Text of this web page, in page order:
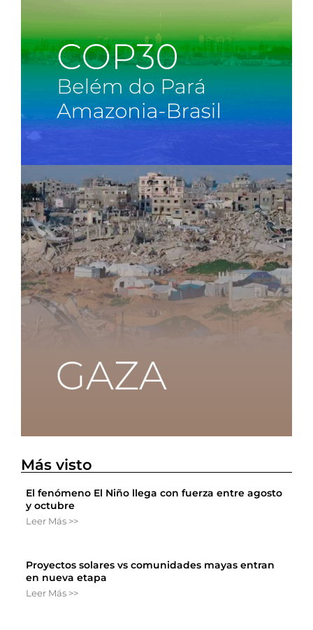
Más visto
El fenómeno El Niño llega con fuerza entre agosto
y octubre
Leer Más >>
Proyectos solares vs comunidades mayas entran
en nueva etapa
Leer Más >>